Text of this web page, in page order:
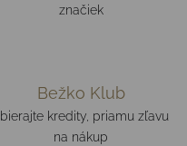
značiek
Bežko Klub
kredity, priamu zľavu
na nákup